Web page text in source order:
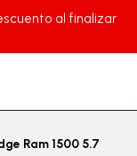
al finalizar
Ram 1500 5.7